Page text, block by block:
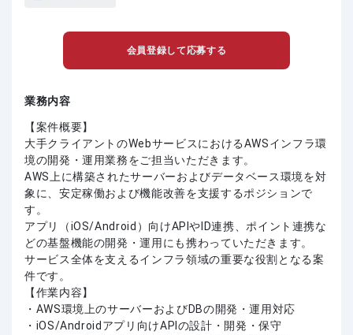
会員登録して応募する
業務内容
【案件概要】
大手クライアントのWebサービスにおけるAWSインフラ環
境の開発・運用業務をご担当いただきます。
AWS上に構築されたサーバーおよびデータベース環境を対
象に、安定稼働および機能改善を支援するポジションで
す。
アプリ（iOS/Android）向けAPIやID連携、ポイント連携な
どの基盤機能の開発・運用にも携わっていただきます。
サービス全体を支えるインフラ領域の重要な役割となる案
件です。
【作業内容】
・AWS環境上のサーバーおよびDBの開発・運用対応
・iOS/Androidアプリ向けAPIの設計・開発・保守